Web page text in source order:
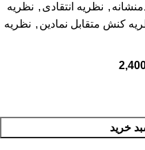
, نظریه انتقادی , نظریه
کنش متقابل نمادین , نظریه
خرید